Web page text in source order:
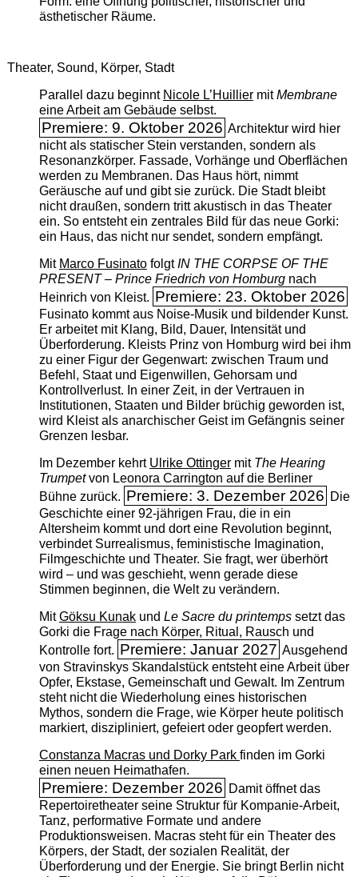
ästhetischer Räume.
Theater, Sound, Körper, Stadt
Parallel dazu beginnt Nicole L’Huilliermit ­Membrane
eine Arbeit am Gebäude selbst.
Premiere: 9. Oktober 2026 Architektur wird hier
nicht als statischer Stein verstanden, sondern als
Resonanzkörper. Fassade, Vorhänge und Oberflächen
werden zu Membranen. Das Haus hört, nimmt
Geräusche auf und gibt sie zurück. Die Stadt bleibt
nicht draußen, sondern tritt akustisch in das Theater
ein. So entsteht ein zentrales Bild für das neue Gorki:
ein Haus, das nicht nur sendet, sondern empfängt.
Mit Marco FusinatofolgtIN THE CORPSE OF THE
PRESENT – Prince Friedrich von Homburgnach
Heinrich von Kleist. Premiere: 23. Oktober 2026
Fusinato kommt aus Noise-Musik und bildender Kunst.
Er arbeitet mit Klang, Bild, Dauer, Intensität und
Überforderung. Kleists Prinz von Homburg wird bei ihm
zu einer Figur der Gegenwart: zwischen Traum und
Befehl, Staat und Eigenwillen, Gehorsam und
Kontrollverlust. In einer Zeit, in der Vertrauen in
Institutionen, Staaten und Bilder brüchig geworden ist,
wird Kleist als anarchischer Geist im Gefängnis seiner
Grenzen lesbar.
Im Dezember kehrt Ulrike Ottingermit The ­Hearing
Trumpetvon Leonora Carrington auf die Berliner
Bühne zurück. Premiere: 3. Dezember 2026 Die
Geschichte einer 92-jährigen Frau, die in ein
Altersheim kommt und dort eine Revolution beginnt,
verbindet Surrealismus, feministische Imagination,
Filmgeschichte und Theater. Sie fragt, wer überhört
wird – und was geschieht, wenn gerade diese
Stimmen beginnen, die Welt zu verändern.
MitGöksu Kunakund Le Sacre du printempssetzt das
Gorki die Frage nach Körper, Ritual, Rausch und
Kontrolle fort. Premiere: Januar 2027 Ausgehend
von Stravinskys Skandalstück entsteht eine Arbeit über
Opfer, Ekstase, Gemeinschaft und Gewalt. Im Zentrum
steht nicht die Wiederholung eines historischen
Mythos, sondern die Frage, wie Körper heute politisch
markiert, diszipliniert, gefeiert oder geopfert werden.
Constanza Macras und Dorky Park finden im Gorki
einen neuen Heimathafen.
Premiere: Dezember 2026 Damit öffnet das
Repertoiretheater seine Struktur für Kompanie-Arbeit,
Tanz, performative Formate und andere
Produktionsweisen. Macras steht für ein Theater des
Körpers, der Stadt, der sozialen Realität, der
Überforderung und der Energie. Sie bringt Berlin nicht